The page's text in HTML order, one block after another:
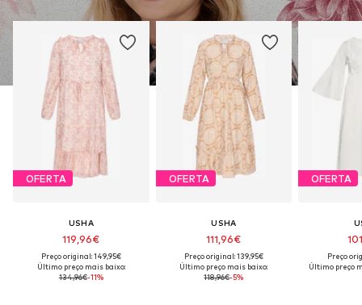
OFERTA
USHA
119,96€
Preço original: 149,95€
Último preço mais baixo:
134,96€-11%
OFERTA
USHA
111,96€
Preço original: 139,95€
Último preço mais baixo:
118,96€-5%
OFERTA
Preço
Último preço